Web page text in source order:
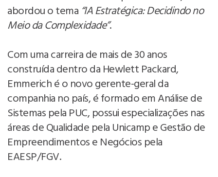
abordou o tema “IA Estratégica: Decidindo no
Meio da Complexidade”.
Com uma carreira de mais de 30 anos
construída dentro da Hewlett Packard,
Emmerich é o novo gerente-geral da
companhia no país, é formado em Análise de
Sistemas pela PUC, possui especializações nas
áreas de Qualidade pela Unicamp e Gestão de
Empreendimentos e Negócios pela
EAESP/FGV.